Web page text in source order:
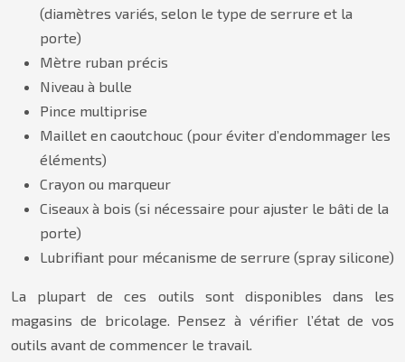
(diamètres variés, selon le type de serrure et la
porte)
Mètre ruban précis
Niveau à bulle
Pince multiprise
Maillet en caoutchouc (pour éviter d’endommager les
éléments)
Crayon ou marqueur
Ciseaux à bois (si nécessaire pour ajuster le bâti de la
porte)
Lubrifiant pour mécanisme de serrure (spray silicone)
La plupart de ces outils sont disponibles dans les
magasins de bricolage. Pensez à vérifier l’état de vos
outils avant de commencer le travail.